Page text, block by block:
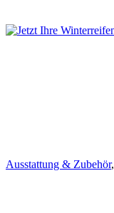
Ausstattung & Zubehör,